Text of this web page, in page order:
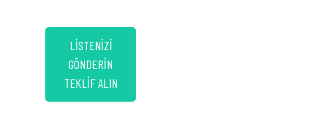
LİSTENİZİ
GÖNDERİN
TEKLİF ALIN